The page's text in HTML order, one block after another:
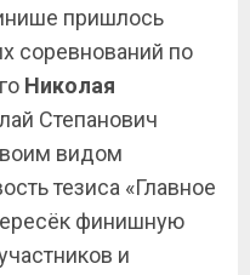
пришлось
соревнований по
Николая
Степанович
видом
тезиса «Главное
финишную
и